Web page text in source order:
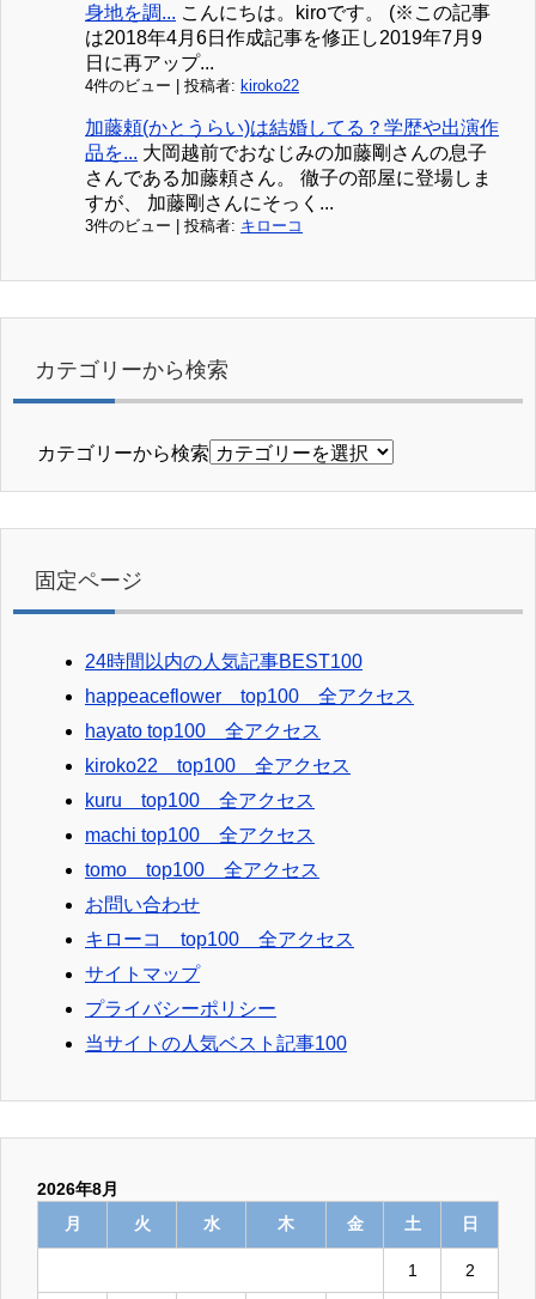
身地を調... こんにちは。kiroです。 (※この記事
は2018年4月6日作成記事を修正し2019年7月9
日に再アップ...
4件のビュー 投稿者: kiroko22
加藤頼(かとうらい)は結婚してる？学歴や出演作
品を... 大岡越前でおなじみの加藤剛さんの息子
さんである加藤頼さん。 徹子の部屋に登場しま
すが、 加藤剛さんにそっく...
3件のビュー 投稿者: キローコ
カテゴリーから検索
カテゴリーから検索
固定ページ
24時間以内の人気記事BEST100
happeaceflower top100 全アクセス
hayato top100 全アクセス
kiroko22 top100 全アクセス
kuru top100 全アクセス
machi top100 全アクセス
tomo top100 全アクセス
お問い合わせ
キローコ top100 全アクセス
サイトマップ
プライバシーポリシー
当サイトの人気ベスト記事100
2026年8月
月
火 水 木 金 土 日
1 2